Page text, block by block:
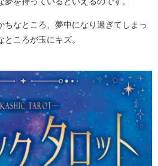
ちなところ、夢中になり過ぎてしまっ
ころが玉にキズ。